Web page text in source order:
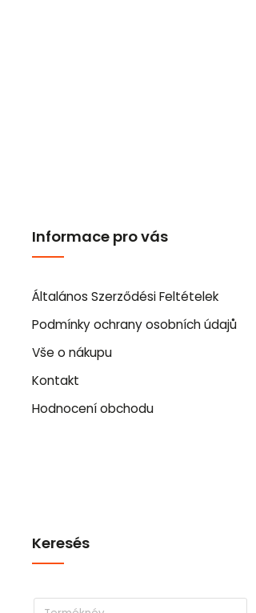
Informace pro vás
Általános Szerződési Feltételek
Podmínky ochrany osobních údajů
Vše o nákupu
Kontakt
Hodnocení obchodu
Keresés